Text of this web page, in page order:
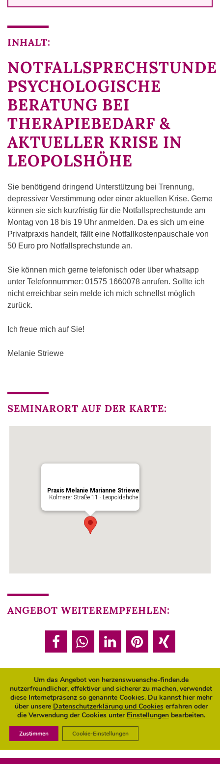
INHALT:
NOTFALLSPRECHSTUNDE
PSYCHOLOGISCHE
BERATUNG BEI
THERAPIEBEDARF &
AKTUELLER KRISE IN
LEOPOLSHÖHE
Sie benötigend dringend Unterstützung bei Trennung,
depressiver Verstimmung oder einer aktuellen Krise. Gerne
können sie sich kurzfristig für die Notfallsprechstunde am
Montag von 18 bis 19 Uhr anmelden. Da es sich um eine
Privatpraxis handelt, fällt eine Notfallkostenpauschale von
50 Euro pro Notfallsprechstunde an.
Sie können mich gerne telefonisch oder über whatsapp
unter Telefonnummer: 01575 1660078 anrufen. Sollte ich
nicht erreichbar sein melde ich mich schnellst möglich
zurück.
Ich freue mich auf Sie!
Melanie Striewe
SEMINARORT AUF DER KARTE:
Praxis Melanie Marianne Striewe
Kolmarer Straße 11 - Leopoldshöhe
ANGEBOT WEITEREMPFEHLEN:
ANGEBOT JETZT BUCHEN:
Buchungen sind für diese Veranstaltung geschlossen.
Um das Angebot von herzenswuensche-finden.de
nutzerfreundlicher, effektiver und sicherer zu machen, verwendet
diese Internetpräsenz so genannte Cookies. Du kannst hier mehr
über unsere Datenschutzerklärung und Cookieserfahren oder
die Verwendung der Cookies unter Einstellungenbearbeiten.
Zustimmen Cookie-Einstellungen